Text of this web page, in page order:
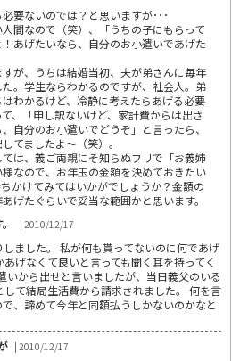
要ないのでは？と思いますが･･･
間なので（笑）、「うちの子にもらって
あげたいなら、自分のお小遣いであげた
が、うちは結婚当初、夫が弟さんに毎年
。学生ならわかるのですが、社会人。弟
わかるけど、冷静に考えたらあげる必要
、「申し訳ないけど、家計費からは出さ
自分のお小遣いでどうぞ」と言ったら、
てましたよ～（笑）。
は、義ご両親にそ知らぬフリで「お義姉
なので、お年玉の金額を決めておきたい
かけてみてはいかがでしょうか？金額の
げたぐらいで妥当な範囲かと思います。
| 2010/12/17
ました。 私が何も貰ってないのに何であげ
げなくて良いと言っても聞く耳を持ってく
いから出せと言いましたが、当日義父のいる
て結局生活費から請求されました。 何を言
、諦めて今年と同額払うしかないのかなと
| 2010/12/17